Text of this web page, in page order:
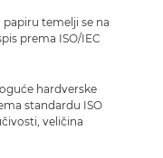
temelji se na
prema ISO/IEC
hardverske
standardu ISO
veličina